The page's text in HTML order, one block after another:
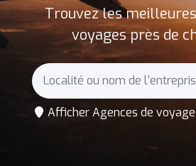
Trouvez les
voyages près de
Afficher Agences de